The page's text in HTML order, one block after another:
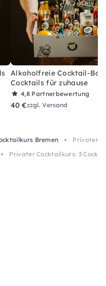
Alkoholfreie Cocktail-Box
Cocktails für zuhause
4,8 Partnerbewertung
40 €zzgl. Versand
Bremen
Privater
Privater Cocktailkurs: 3